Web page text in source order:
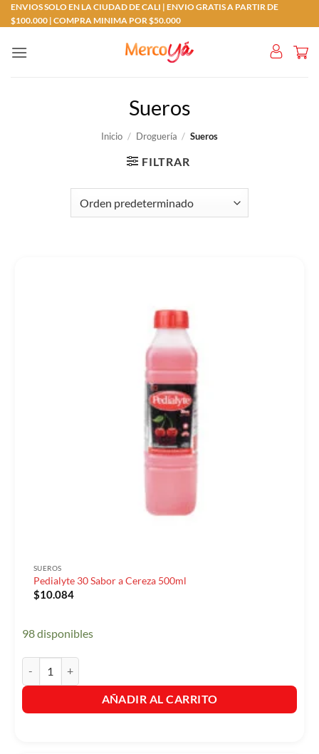
Saltar
al
ENVIOS SOLO EN LA CIUDAD DE CALI | ENVIO GRATIS A PARTIR DE
$100.000 | COMPRA MINIMA POR $50.000
Sueros
Inicio / Droguería / Sueros
FILTRAR
SUEROS
Pedialyte 30 Sabor a Cereza 500ml
$10.084
98 disponibles
AÑADIR AL CARRITO